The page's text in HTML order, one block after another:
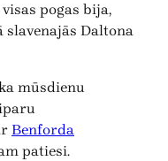
pogas bija,
slavenajās Daltona
mūsdienu
Benforda
patiesi.